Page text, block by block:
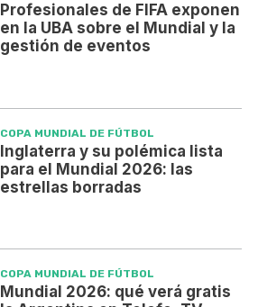
Profesionales de FIFA exponen
en la UBA sobre el Mundial y la
gestión de eventos
COPA MUNDIAL DE FÚTBOL
Inglaterra y su polémica lista
para el Mundial 2026: las
estrellas borradas
COPA MUNDIAL DE FÚTBOL
Mundial 2026: qué verá gratis